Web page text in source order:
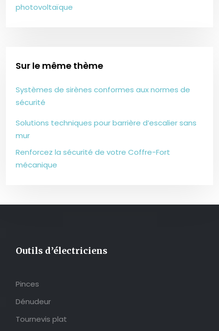
photovoltaïque
Sur le même thème
Systèmes de sirènes conformes aux normes de
sécurité
Solutions techniques pour barrière d’escalier sans
mur
Renforcez la sécurité de votre Coffre-Fort
mécanique
Outils d’électriciens
Pinces
Dénudeur
Tournevis plat